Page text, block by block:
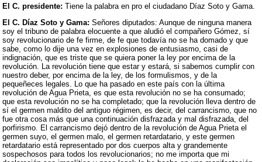
El C. presidente: Tiene la palabra en pro el ciudadano Díaz Soto y Gama.
El C. Díaz Soto y Gama: Señores diputados: Aunque de ninguna manera
soy el tribuno de palabra elocuente a que aludió el compañero Gómez, sí
soy revolucionario de fe firme, de fe que todavía no se ha domado y que
sabe, como lo dije una vez en explosiones de entusiasmo, casi de
indignación, que es triste que se quiera poner la ley por encima de la
revolución. La revolución tiene que estar y estará, si sabemos cumplir con
nuestro deber, por encima de la ley, de los formulismos, y de la
pequeñeces legales. Lo que ha pasado en este país con la última
revolución de Agua Prieta, es que esta revolución no se ha consumado;
que esta revolución no se ha completado; que la revolución lleva dentro de
sí el germen maldito del antiguo régimen, es decir, del carrancismo, que no
fue otra cosa más que una continuación disfrazada y mal disfrazada, del
porfirismo. El carrancismo dejó dentro de la revolución de Agua Prieta el
germen suyo, el germen malo, el germen retardatario, y este germen
retardatario está representado por dos cuerpos alta y grandemente
sospechosos para todos los revolucionarios; no me importa que mi